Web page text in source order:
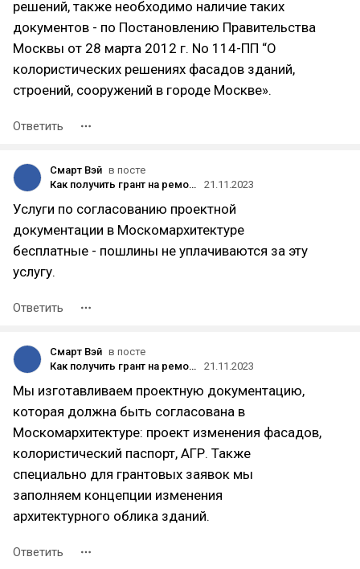
решений, также необходимо наличие таких
документов - по Постановлению Правительства
Москвы от 28 марта 2012 г. No 114-ПП “О
колористических решениях фасадов зданий,
строений, сооружений в городе Москве».
Ответить
Смарт Вэй в посте
Как получить грант на ремонт фасада в Москве
21.11.2023
Услуги по согласованию проектной
документации в Москомархитектуре
бесплатные - пошлины не уплачиваются за эту
услугу.
Ответить
Смарт Вэй в посте
Как получить грант на ремонт фасада в Москве
21.11.2023
Мы изготавливаем проектную документацию,
которая должна быть согласована в
Москомархитектуре: проект изменения фасадов,
колористический паспорт, АГР. Также
специально для грантовых заявок мы
заполняем концепции изменения
архитектурного облика зданий.
Ответить